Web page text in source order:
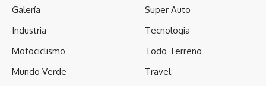
Galería
Industria
Motociclismo
Mundo Verde
Super Auto
Tecnologia
Todo Terreno
Travel